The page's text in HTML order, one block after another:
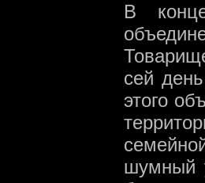
В
сей
этого
шумный